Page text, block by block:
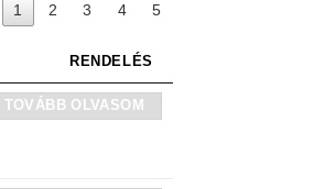
1 2 3 4 5
RENDELÉS
TOVÁBB OLVASOM